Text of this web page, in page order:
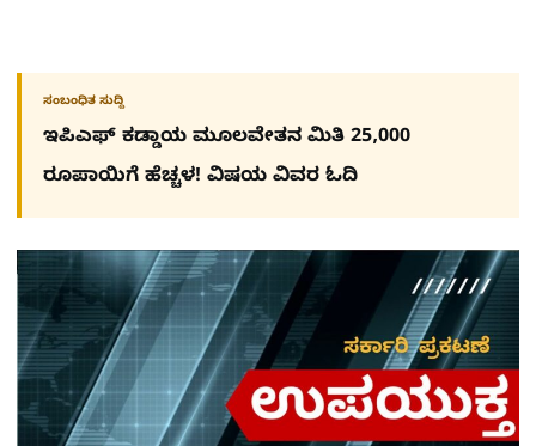
ಸಂಬಂಧಿತ ಸುದ್ದಿ
ಇಪಿಎಫ್ ಕಡ್ಡಾಯ ಮೂಲವೇತನ ಮಿತಿ 25,000
ರೂಪಾಯಿಗೆ ಹೆಚ್ಚಳ! ವಿಷಯ ವಿವರ ಓದಿ